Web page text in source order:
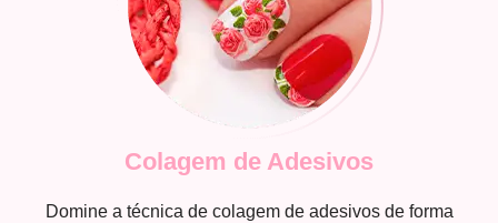
Colagem de Adesivos
Domine a técnica de colagem de adesivos de forma